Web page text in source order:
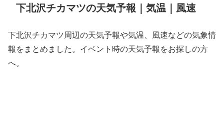
下北沢チカマツの天気予報｜気温｜風速
下北沢チカマツ周辺の天気予報や気温、風速などの気象情
報をまとめました。イベント時の天気予報をお探しの方
へ。